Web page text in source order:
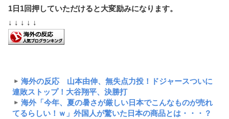
1日1回押していただけると大変励みになります。
↓ ↓ ↓ ↓ ↓
海外の反応 山本由伸、無失点力投！ドジャースついに
連敗ストップ！大谷翔平、決勝打
海外「今年、夏の暑さが厳しい日本でこんなものが売れ
てるらしい！ｗ」外国人が驚いた日本の商品とは・・・？